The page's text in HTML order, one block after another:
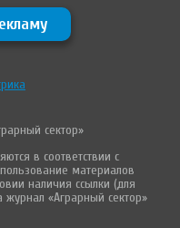
сектор»
в соответствии с
материалов
наличия ссылки (для
«Аграрный сектор»